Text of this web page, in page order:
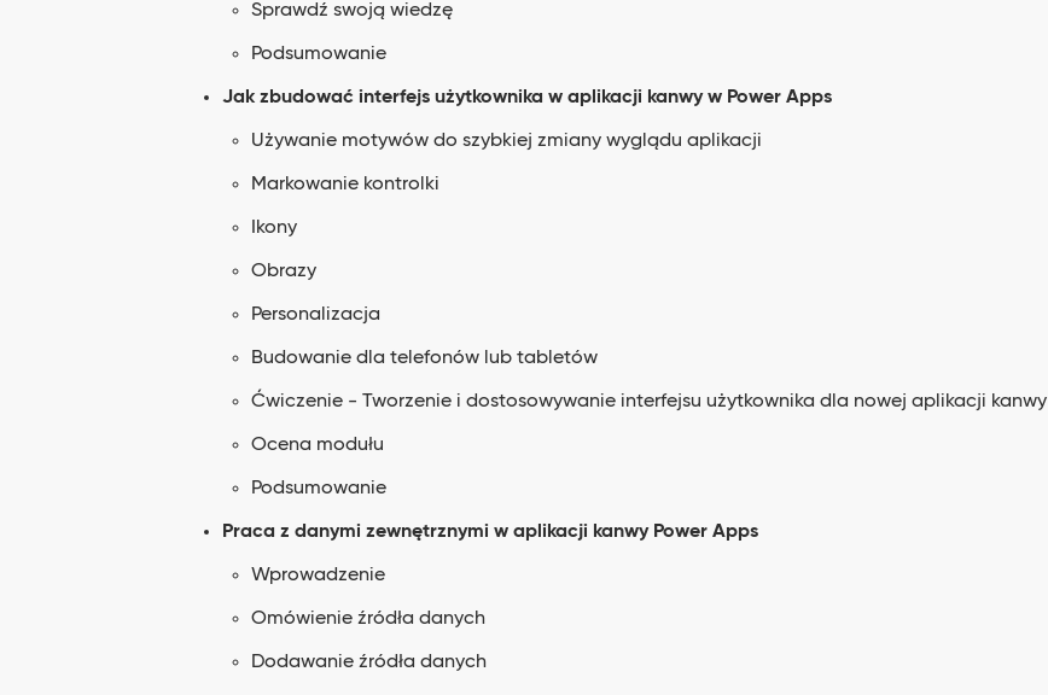
Sprawdź swoją wiedzę
Podsumowanie
Jak zbudować interfejs użytkownika w aplikacji kanwy w Power Apps
Używanie motywów do szybkiej zmiany wyglądu aplikacji
Markowanie kontrolki
Ikony
Obrazy
Personalizacja
Budowanie dla telefonów lub tabletów
Ćwiczenie - Tworzenie i dostosowywanie interfejsu użytkownika dla nowej aplikacji kanwy
Ocena modułu
Podsumowanie
Praca z danymi zewnętrznymi w aplikacji kanwy Power Apps
Wprowadzenie
Omówienie źródła danych
Dodawanie źródła danych